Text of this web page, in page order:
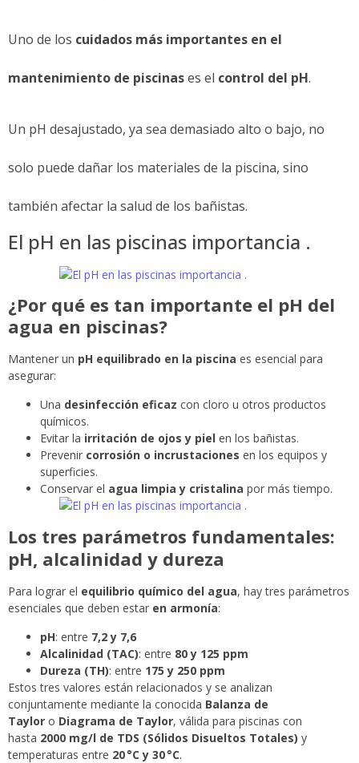
Uno de los cuidados más importantes en el
mantenimiento de piscinases el control del pH.
Un pH desajustado, ya sea demasiado alto o bajo, no
solo puede dañar los materiales de la piscina, sino
también afectar la salud de los bañistas.
El pH en las piscinas importancia .
¿Por qué es tan importante el pH del
agua en piscinas?
Mantener un pH equilibrado en la piscina es esencial para
asegurar:
Una desinfección eficaz con cloro u otros productos
químicos.
Evitar la irritación de ojos y piel en los bañistas.
Prevenir corrosión o incrustaciones en los equipos y
superficies.
Conservar el agua limpia y cristalina por más tiempo.
Los tres parámetros fundamentales:
pH, alcalinidad y dureza
Para lograr el equilibrio químico del agua, hay tres parámetros
esenciales que deben estar en armonía:
pH: entre 7,2 y 7,6
Alcalinidad (TAC): entre 80 y 125 ppm
Dureza (TH): entre 175 y 250 ppm
Estos tres valores están relacionados y se analizan
conjuntamente mediante la conocida Balanza de
Taylor o Diagrama de Taylor, válida para piscinas con
hasta 2000 mg/l de TDS (Sólidos Disueltos Totales) y
temperaturas entre 20 °C y 30 °C.